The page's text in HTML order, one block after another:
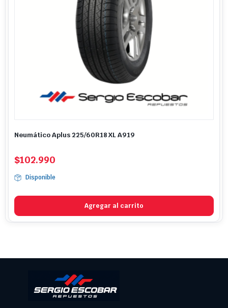
Neumático Aplus 225/60R18 XL A919
$102.990
Disponible
Agregar al carrito